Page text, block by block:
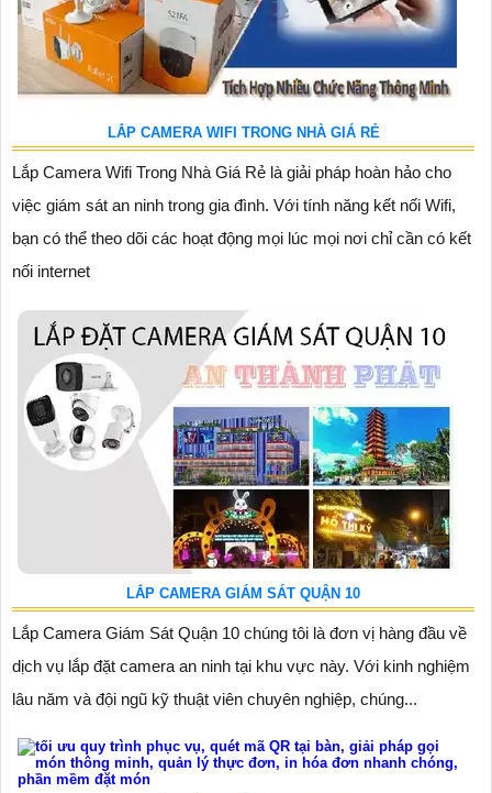
LẮP CAMERA WIFI TRONG NHÀ GIÁ RẺ
Lắp Camera Wifi Trong Nhà Giá Rẻ là giải pháp hoàn hảo cho
việc giám sát an ninh trong gia đình. Với tính năng kết nối Wifi,
bạn có thể theo dõi các hoạt động mọi lúc mọi nơi chỉ cần có kết
nối internet
LẮP CAMERA GIÁM SÁT QUẬN 10
Lắp Camera Giám Sát Quận 10 chúng tôi là đơn vị hàng đầu về
dịch vụ lắp đặt camera an ninh tại khu vực này. Với kinh nghiệm
lâu năm và đội ngũ kỹ thuật viên chuyên nghiệp, chúng...